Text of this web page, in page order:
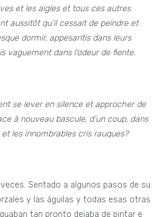
et les aigles et tous ces autres
aussitôt qu’il cessait de peindre et
dormir, appesantis dans leurs
vaguement dans l’odeur de fiente.
se lever en silence et approcher de
à nouveau bascule, d’un coup, dans
les innombrables cris rauques?
Sentado a algunos pasos de su
y las águilas y todas esas otras
tan pronto dejaba de pintar e